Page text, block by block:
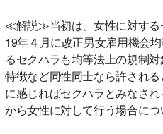
≪解説≫当初は、女性に対する
19年４月に改正男女雇用機会
るセクハラも均等法上の規制
特徴など同性同士なら許され
に感じればセクハラとみなさ
から女性に対して行う場合につ